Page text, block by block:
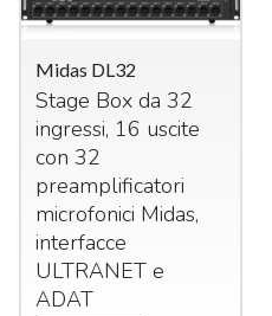
Midas DL32
Stage Box da 32
ingressi, 16 uscite
con 32
preamplificatori
microfonici Midas,
interfacce
ULTRANETe
ADAT